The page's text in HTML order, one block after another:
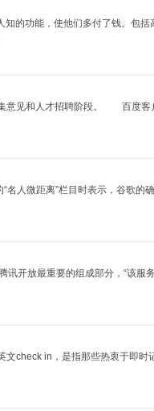
的功能，使他们多付了钱。包括
意见和人才招聘阶段。 百度客
微距离”栏目时表示，谷歌的
开放最重要的组成部分，“该服
check in，是指那些热衷于即时